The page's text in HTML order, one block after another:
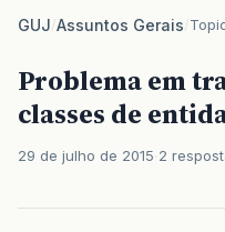
GUJ/Assuntos Gerais/
Problema em
classes de
29 de julho de 2015 2